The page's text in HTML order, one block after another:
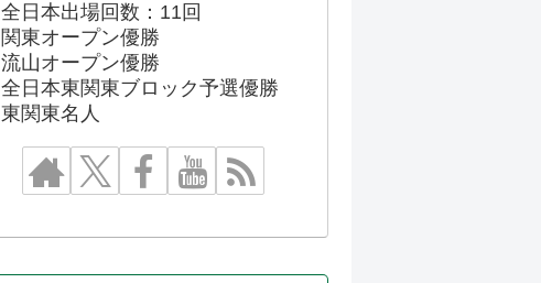
全日本出場回数：11回
関東オープン優勝
流山オープン優勝
全日本東関東ブロック予選優勝
東関東名人